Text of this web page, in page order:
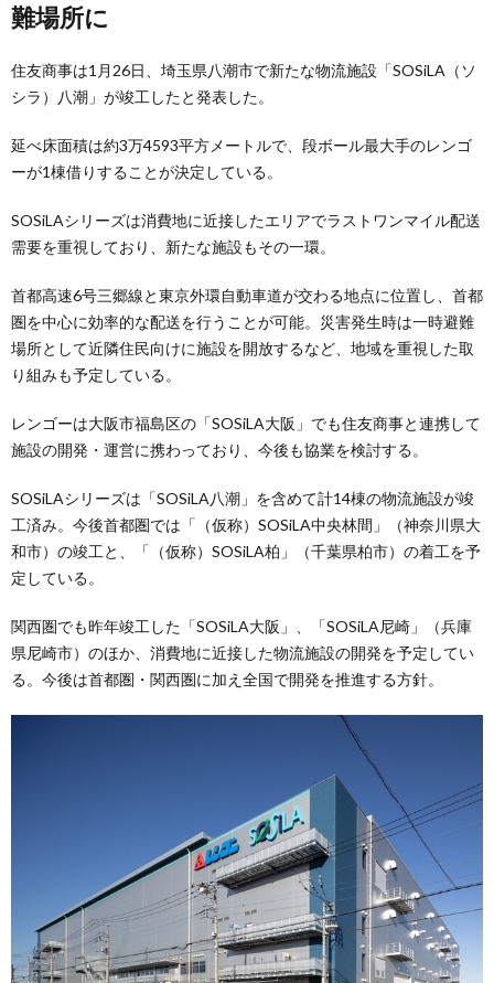
難場所に
住友商事は1月26日、埼玉県八潮市で新たな物流施設「SOSiLA（ソ
シラ）八潮」が竣工したと発表した。
延べ床面積は約3万4593平方メートルで、段ボール最大手のレンゴ
ーが1棟借りすることが決定している。
SOSiLAシリーズは消費地に近接したエリアでラストワンマイル配送
需要を重視しており、新たな施設もその一環。
首都高速6号三郷線と東京外環自動車道が交わる地点に位置し、首都
圏を中心に効率的な配送を行うことが可能。災害発生時は一時避難
場所として近隣住民向けに施設を開放するなど、地域を重視した取
り組みも予定している。
レンゴーは大阪市福島区の「SOSiLA大阪」でも住友商事と連携して
施設の開発・運営に携わっており、今後も協業を検討する。
SOSiLAシリーズは「SOSiLA八潮」を含めて計14棟の物流施設が竣
工済み。今後首都圏では「（仮称）SOSiLA中央林間」（神奈川県大
和市）の竣工と、「（仮称）SOSiLA柏」（千葉県柏市）の着工を予
定している。
関西圏でも昨年竣工した「SOSiLA大阪」、「SOSiLA尼崎」（兵庫
県尼崎市）のほか、消費地に近接した物流施設の開発を予定してい
る。今後は首都圏・関西圏に加え全国で開発を推進する方針。